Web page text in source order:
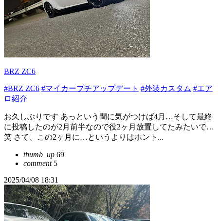
BRZ ZC6
#BRZ ZC6 #マイカープチアップデート #外装カスタム #エア
ロ紹介
お久しぶりです あっという間に気がつけば4月…そして最終
に投稿したのが2月前半なので役2ヶ月放置してたみたいで…
笑 さて、この2ヶ月に…というよりはホント...
thumb_up 69
comment5
2025/04/08 18:31